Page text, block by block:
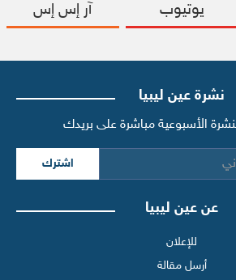
يوتيوب آر إس إس
نشرة عين ليبيا
الأسبوعية مباشرة على بريدك
اشترك
عن عين ليبيا
للإعلان
أرسل مقالة